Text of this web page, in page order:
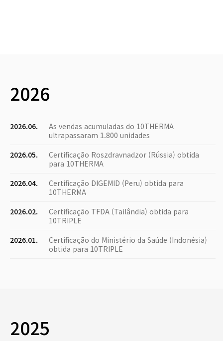
2026
2026.06.
As vendas acumuladas do 10THERMA
ultrapassaram 1.800 unidades
2026.05.
Certificação Roszdravnadzor (Rússia) obtida
para 10THERMA
2026.04.
Certificação DIGEMID (Peru) obtida para
10THERMA
2026.02.
Certificação TFDA (Tailândia) obtida para
10TRIPLE
2026.01.
Certificação do Ministério da Saúde (Indonésia)
obtida para 10TRIPLE
2025